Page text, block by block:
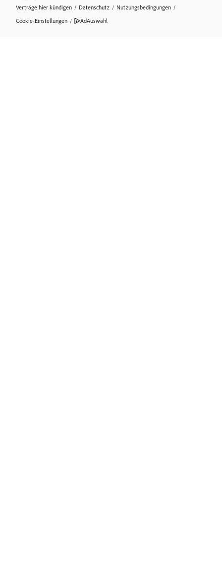
Verträge hier kündigen / Datenschutz / Nutzungsbedingungen /
Cookie-Einstellungen / AdAuswahl